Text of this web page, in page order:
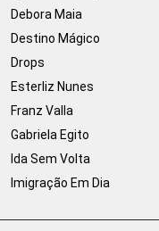
Debora Maia
Destino Mágico
Drops
Esterliz Nunes
Franz Valla
Gabriela Egito
Ida Sem Volta
Imigração Em Dia